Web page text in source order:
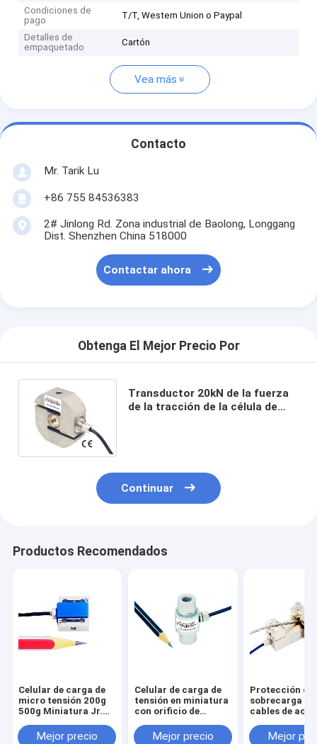
Condiciones de
pago
T/T, Western Union o Paypal
Detalles de
empaquetado
Cartón
Vea más
Contacto
Mr. Tarik Lu
+86 755 84536383
2# Jinlong Rd. Zona industrial de Baolong, Longgang
Dist. Shenzhen China 518000
Contactar ahora
Obtenga El Mejor Precio Por
Transductor 20kN de la fuerza
de la tracción de la célula de
Continuar
Productos Recomendados
Celular de carga de
micro tensión 200g
500g Miniatura Jr.
fuerza de haz S 5N
Mejor precio
Celular de carga de
tensión en miniatura
con orificio de
M10/M8/M6/M5/M4
Mejor precio
Protección
sobrecarga de
cables de
Sensor de
Mejor